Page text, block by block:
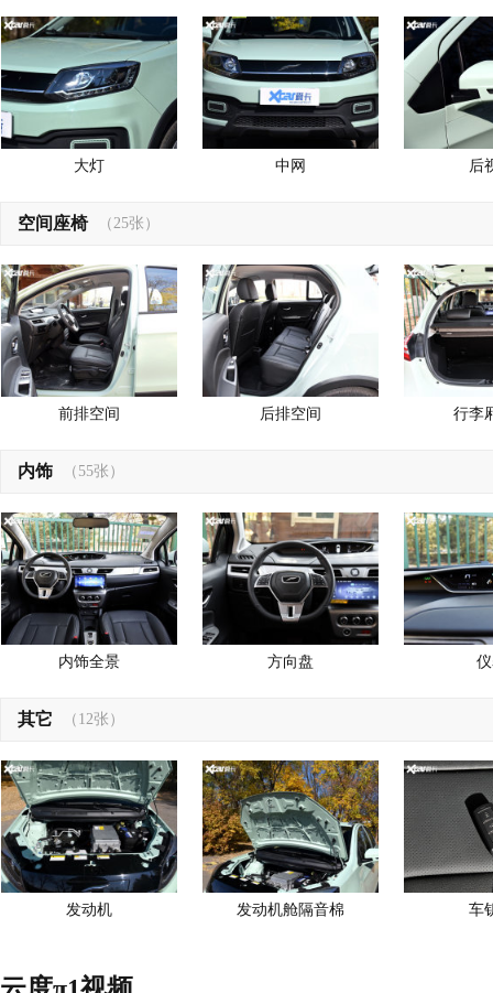
大灯 中网 后
空间座椅 （25张）
前排空间 后排空间 行李
内饰 （55张）
内饰全景 方向盘
其它 （12张）
发动机 发动机舱隔音棉 车